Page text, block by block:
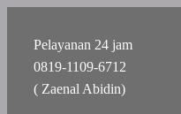
Pelayanan 24 jam
0819-1109-6712
( Zaenal Abidin)